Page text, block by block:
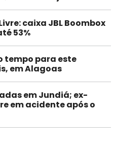
caixa JBL Boombox
53%
tempo para este
em Alagoas
em Jundiá; ex-
em acidente após o